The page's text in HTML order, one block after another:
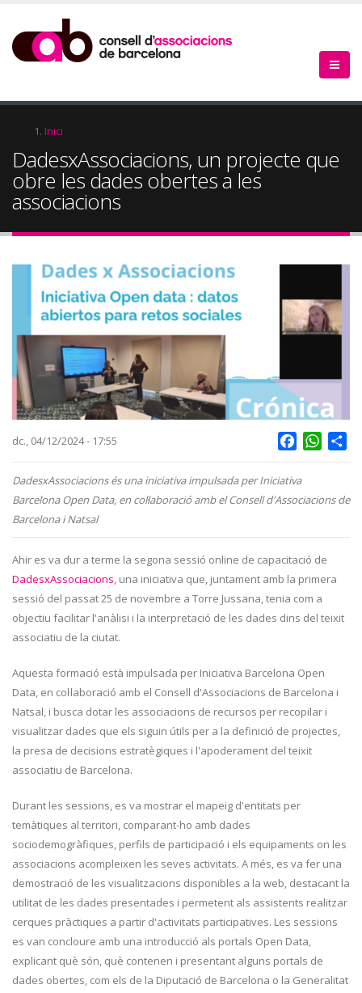
contingut
d'Ariadna
Inici
DadesxAssociacions, un projecte que
obre les dades obertes a les
associacions
dc., 04/12/2024 - 17:55 Facebook
DadesxAssociacions és una iniciativa impulsada per Iniciativa
Barcelona Open Data, en col·laboració amb el Consell d'Associacions de
Barcelona i Natsal
Ahir es va dur a terme la segona sessió online de capacitació de
DadesxAssociacions, una iniciativa que, juntament amb la primera
sessió del passat 25 de novembre a Torre Jussana, tenia com a
objectiu facilitar l'anàlisi i la interpretació de les dades dins del teixit
associatiu de la ciutat.
Aquesta formació està impulsada per Iniciativa Barcelona Open
Data, en col·laboració amb el Consell d'Associacions de Barcelona i
Natsal, i busca dotar les associacions de recursos per recopilar i
visualitzar dades que els siguin útils per a la definició de projectes,
la presa de decisions estratègiques i l'apoderament del teixit
associatiu de Barcelona.
Durant les sessions, es va mostrar el mapeig d'entitats per
temàtiques al territori, comparant-ho amb dades
sociodemogràfiques, perfils de participació i els equipaments on les
associacions acompleixen les seves activitats. A més, es va fer una
demostració de les visualitzacions disponibles a la web, destacant la
utilitat de les dades presentades i permetent als assistents realitzar
cerques pràctiques a partir d'activitats participatives. Les sessions
es van concloure amb una introducció als portals Open Data,
explicant què són, què contenen i presentant alguns portals de
dades obertes, com els de la Diputació de Barcelona o la Generalitat